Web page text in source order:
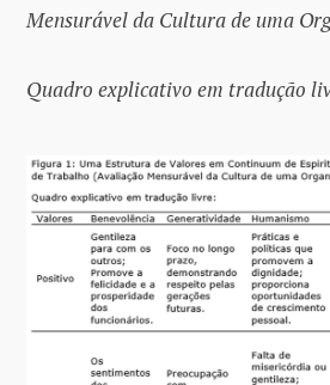
Mensurável da Cultura de uma
Quadro explicativo em tradução